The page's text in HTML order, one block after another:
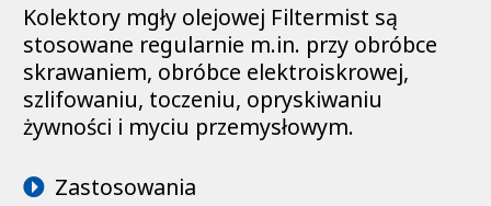
Kolektory mgły olejowej Filtermist są
stosowane regularnie m.in. przy obróbce
skrawaniem, obróbce elektroiskrowej,
szlifowaniu, toczeniu, opryskiwaniu
żywności i myciu przemysłowym.
Zastosowania